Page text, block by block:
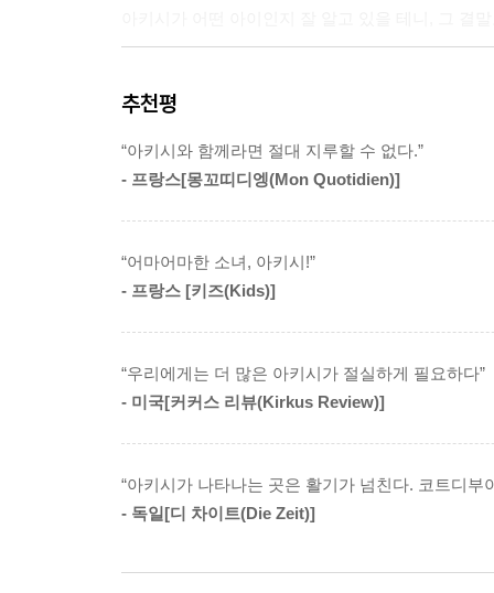
- 프랑스 교육부 추천 도서
- 미국 [커커스 리뷰] 선정 2018 최고의 책
- 영국 [폴 그래빗] 선정 2018 TOP 25 그래픽 노블
- 2019 놈모 상 최고의 코믹·그래픽 노블 수상작
- 2019 나다움어린이책 다양성 부문 선정작
‘웃다가 배가 아픈 책’…… 어마어마한 장난꾸러기
앙굴렘 국제만화페스티벌에서 신인상을 수상
자유분방한 소녀 아키시의 활기차고 웃음 터지
가는 스토리로 독자들의 사랑과 평단의 주목을 동
추천평
“아키시와 함께라면 절대 지루할 수 없다.”
- 프랑스[몽꼬띠디엥(Mon Quotidien)]
“어마어마한 소녀, 아키시!”
- 프랑스 [키즈(Kids)]
“우리에게는 더 많은 아키시가 절실하게 필요하다”
- 미국[커커스 리뷰(Kirkus Review)]
“아키시가 나타나는 곳은 활기가 넘친다. 코트디부
- 독일[디 차이트(Die Zeit)]